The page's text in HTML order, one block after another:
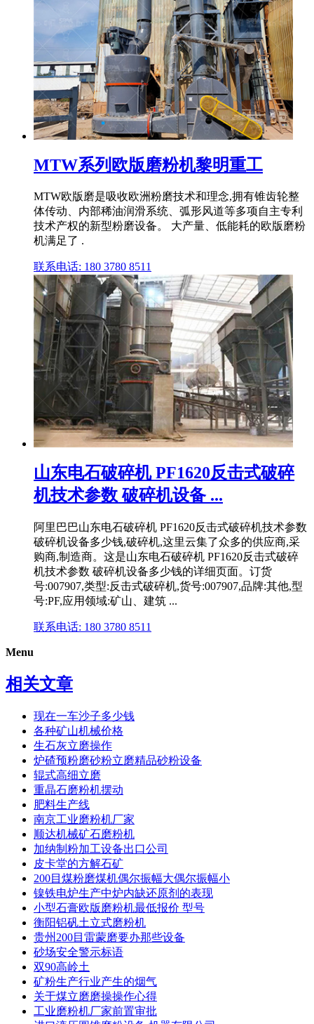
MTW系列欧版磨粉机黎明重工
MTW欧版磨是吸收欧洲粉磨技术和理念,拥有锥齿轮整
体传动、内部稀油润滑系统、弧形风道等多项自主专利
技术产权的新型粉磨设备。 大产量、低能耗的欧版磨粉
机满足了 .
联系电话: 180 3780 8511
山东电石破碎机 PF1620反击式破碎
机技术参数 破碎机设备 ...
阿里巴巴山东电石破碎机 PF1620反击式破碎机技术参数
破碎机设备多少钱,破碎机,这里云集了众多的供应商,采
购商,制造商。这是山东电石破碎机 PF1620反击式破碎
机技术参数 破碎机设备多少钱的详细页面。订货
号:007907,类型:反击式破碎机,货号:007907,品牌:其他,型
号:PF,应用领域:矿山、建筑 ...
联系电话: 180 3780 8511
Menu
相关文章
现在一车沙子多少钱
各种矿山机械价格
生石灰立磨操作
炉碴预粉磨砂粉立磨精品砂粉设备
辊式高细立磨
重晶石磨粉机摆动
肥料生产线
南京工业磨粉机厂家
顺达机械矿石磨粉机
加纳制粉加工设备出口公司
皮卡堂的方解石矿
200目煤粉磨煤机偶尔振幅大偶尔振幅小
镍铁电炉生产中炉内缺还原剂的表现
小型石膏欧版磨粉机最低报价 型号
衡阳铝矾土立式磨粉机
贵州200目雷蒙磨要办那些设备
砂场安全警示标语
双90高岭土
矿粉生产行业产生的烟气
关于煤立磨磨操操作心得
工业磨粉机厂家前置审批